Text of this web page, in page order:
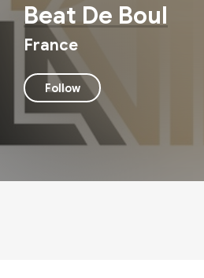
Beat De Boul
France
Follow